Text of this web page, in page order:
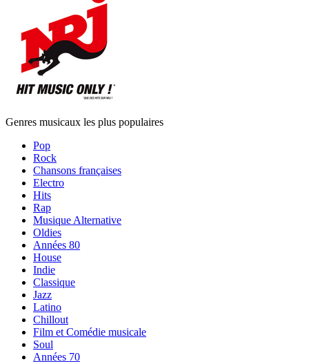
Genres musicaux les plus populaires
Pop
Rock
Chansons françaises
Electro
Hits
Rap
Musique Alternative
Oldies
Années 80
House
Indie
Classique
Jazz
Latino
Chillout
Film et Comédie musicale
Soul
Années 70